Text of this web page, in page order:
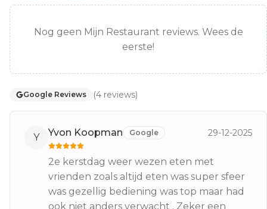
Nog geen Mijn Restaurant reviews. Wees de
eerste!
Google Reviews (4 reviews)
Y Yvon Koopman Google 29-12-2025
2e kerstdag weer wezen eten met
vrienden zoals altijd eten was super sfeer
was gezellig bediening was top maar had
ook niet anders verwacht . Zeker een